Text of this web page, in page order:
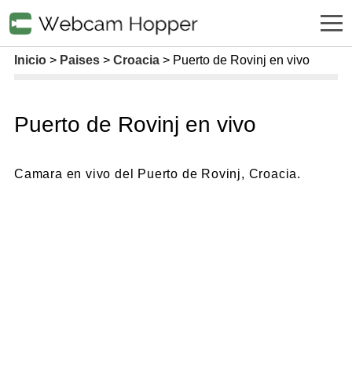
Inicio Paises Croacia Puerto de Rovinj en vivo
Puerto de Rovinj en vivo
Camara en vivo del Puerto de Rovinj, Croacia.